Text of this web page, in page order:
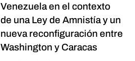
Venezuela en el contexto
de una Ley de Amnistía y un
nueva reconfiguración entre
Washington y Caracas